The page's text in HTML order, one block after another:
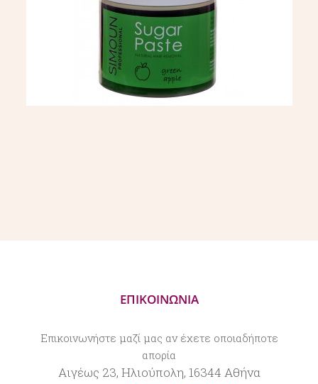
ΕΠΙΚΟΙΝΩΝΙΑ
Επικοινωνήστε μαζί μας αν έχετε οποιαδήποτε
απορία
Αιγέως 23, Ηλιούπολη, 16344 Αθήνα